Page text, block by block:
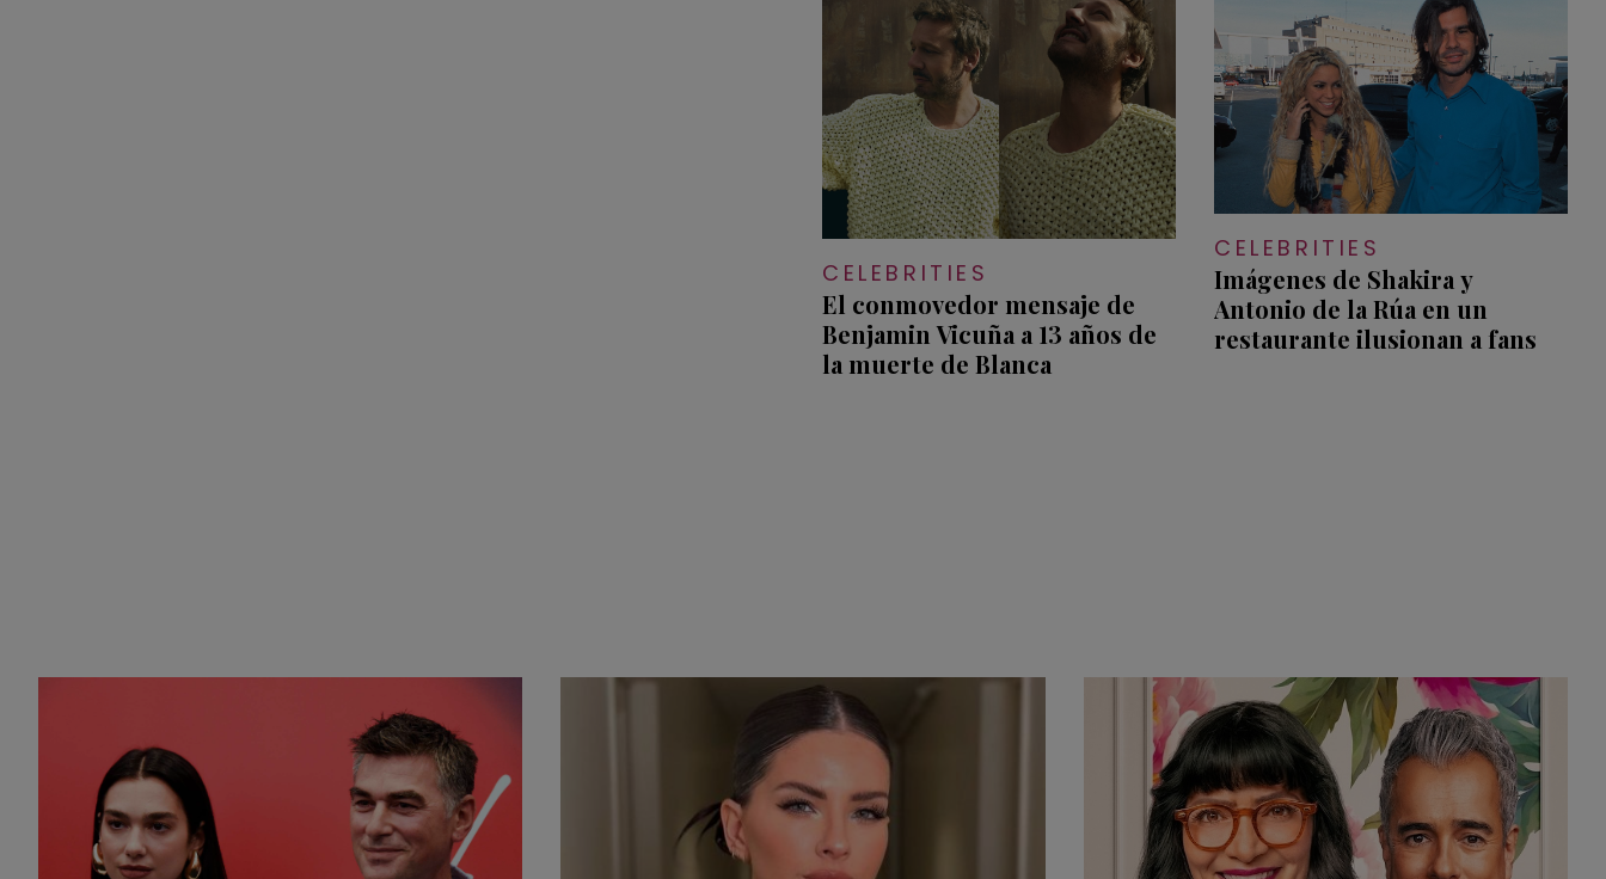
CELEBRITIES
El conmovedor mensaje de
Benjamin Vicuña a 13 años de
la muerte de Blanca
CELEBRITIES
Imágenes de Shakira y
Antonio de la Rúa en un
restaurante ilusionan a fans